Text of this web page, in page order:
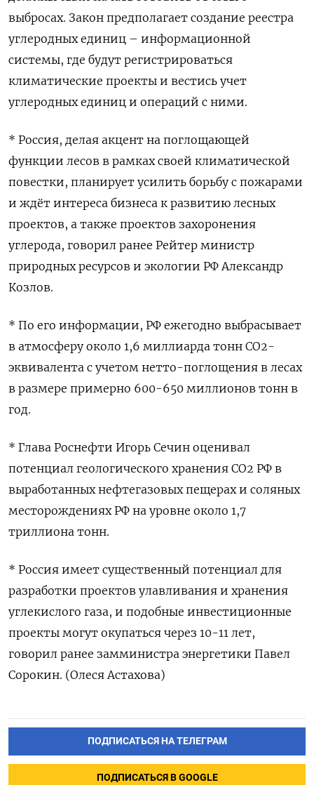
выбросах. Закон предполагает создание реестра
углеродных единиц – информационной
системы, где будут регистрироваться
климатические проекты и вестись учет
углеродных единиц и операций с ними.
* Россия, делая акцент на поглощающей
функции лесов в рамках своей климатической
повестки, планирует усилить борьбу с пожарами
и ждёт интереса бизнеса к развитию лесных
проектов, а также проектов захоронения
углерода, говорил ранее Рейтер министр
природных ресурсов и экологии РФ Александр
Козлов.
* По его информации, РФ ежегодно выбрасывает
в атмосферу около 1,6 миллиарда тонн СО2-
эквивалента с учетом нетто-поглощения в лесах
в размере примерно 600-650 миллионов тонн в
год.
* Глава Роснефти Игорь Сечин оценивал
потенциал геологического хранения СО2 РФ в
выработанных нефтегазовых пещерах и соляных
месторождениях РФ на уровне около 1,7
триллиона тонн.
* Россия имеет существенный потенциал для
разработки проектов улавливания и хранения
углекислого газа, и подобные инвестиционные
проекты могут окупаться через 10-11 лет,
говорил ранее замминистра энергетики Павел
Сорокин. (Олеся Астахова)
ПОДПИСАТЬСЯ НА ТЕЛЕГРАМ
ПОДПИСАТЬСЯ В GOOGLE